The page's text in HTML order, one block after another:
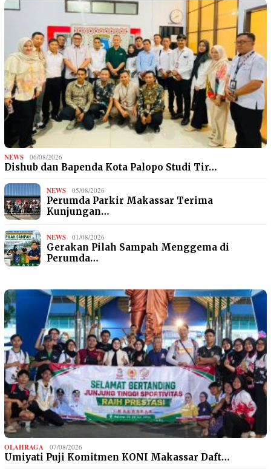
NEWS 06/08/2026
Dishub dan Bapenda Kota Palopo Studi Tir…
NEWS 05/08/2026
Perumda Parkir Makassar Terima
Kunjungan…
NEWS 01/08/2026
Gerakan Pilah Sampah Menggema di
Perumda…
OLAHRAGA 07/08/2026
Umiyati Puji Komitmen KONI Makassar Daft…